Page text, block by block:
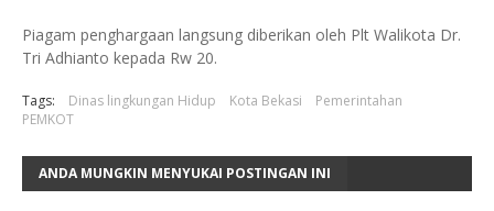
Piagam penghargaan langsung diberikan oleh Plt Walikota Dr.
Tri Adhianto kepada Rw 20.
Tags: Dinas lingkungan Hidup Kota Bekasi
Pemerintahan
PEMKOT
ANDA MUNGKIN MENYUKAI POSTINGAN INI